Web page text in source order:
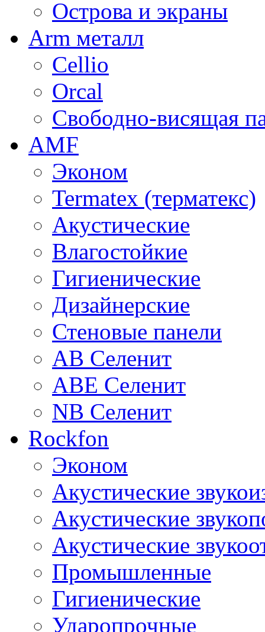
Острова и экраны
Arm металл
Cellio
Orcal
Свободно-висящая
AMF
Эконом
Termatex (терматекс)
Акустические
Влагостойкие
Гигиенические
Дизайнерские
Стеновые панели
AB Селенит
ABE Селенит
NB Селенит
Rockfon
Эконом
Акустические
Акустические
Акустические
Промышленные
Гигиенические
Ударопрочные